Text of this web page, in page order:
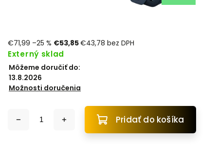
€71,99 –25 % €53,85€43,78 bez DPH
Externý sklad
Môžeme doručiť do:
13.8.2026
Možnosti doručenia
Pridať do košíka